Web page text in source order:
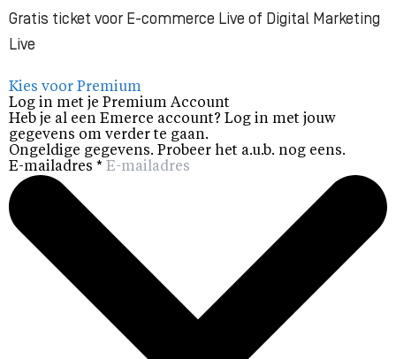
Gratis ticket voor E-commerce Live of Digital Marketing
Live
Kies voor Premium
Log in met je Premium Account
Heb je al een Emerce account? Log in met jouw
gegevens om verder te gaan.
Ongeldige gegevens. Probeer het a.u.b. nog eens.
E-mailadres *